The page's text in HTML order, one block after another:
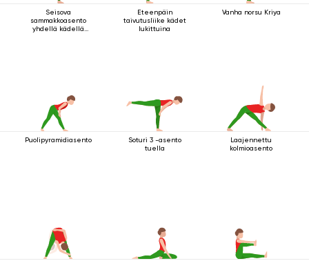
Seisova
sammakkoasento
yhdellä kädellä
Eteenpäin
taivutusliike kädet
lukittuina
Vanha norsu Kriya
Puolipyramidiasento
Soturi 3 -asento
tuella
Laajennettu
kolmioasento